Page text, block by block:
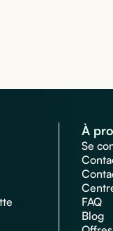
À
Se
FAQ
Blog